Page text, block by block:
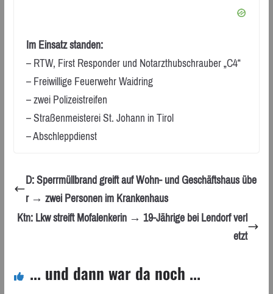
Im Einsatz standen:
– RTW, First Responder und Notarzthubschrauber „C4“
– Freiwillige Feuerwehr Waidring
– zwei Polizeistreifen
– Straßenmeisterei St. Johann in Tirol
– Abschleppdienst
D: Sperrmüllbrand greift auf Wohn- und Geschäftshaus übe
r → zwei Personen im Krankenhaus
Ktn: Lkw streift Mofalenkerin → 19-Jährige bei Lendorf verl
etzt
... und dann war da noch ...